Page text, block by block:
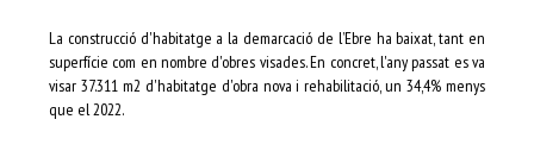
La construcció d'habitatge a la demarcació de l’Ebre ha baixat, tant en
superfície com en nombre d'obres visades. En concret, l'any passat es va
visar 37.311 m2 d'habitatge d'obra nova i rehabilitació, un 34,4% menys
que el 2022.